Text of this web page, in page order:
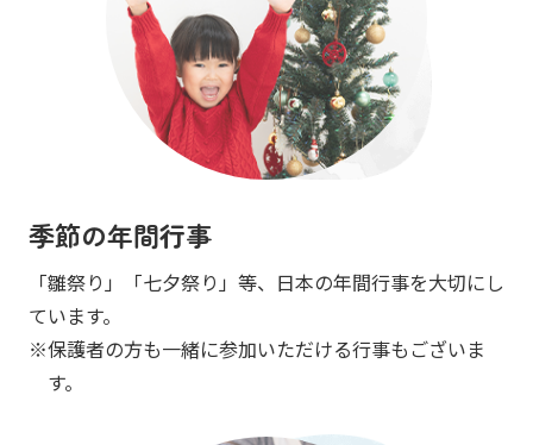
季節の年間行事
「雛祭り」「七夕祭り」等、日本の年間行事を大切にし
ています。
保護者の方も一緒に参加いただける行事もございま
す。